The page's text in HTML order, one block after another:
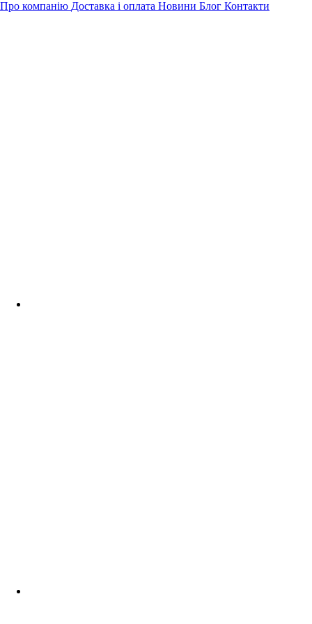
Про компанію Доставка і оплата Новини Блог Контакти